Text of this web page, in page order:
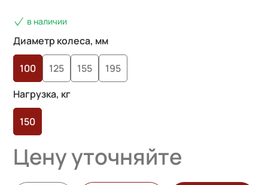
4.00из 5
на основе
пользователей
в наличии
Диаметр колеса, мм
100 125 155
195
Нагрузка, кг
150
Цену уточняйте